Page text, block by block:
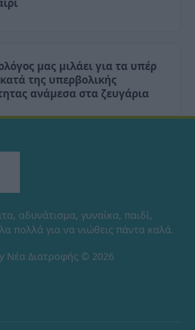
μας μιλάει για τα υπέρ
της υπερβολικής
ανάμεσα στα ζευγάρια
αδυνάτισμα, γυναίκα, παιδί,
πολλά για να νιώθεις πάντα καλά.
Νέα Διατροφής © 2026